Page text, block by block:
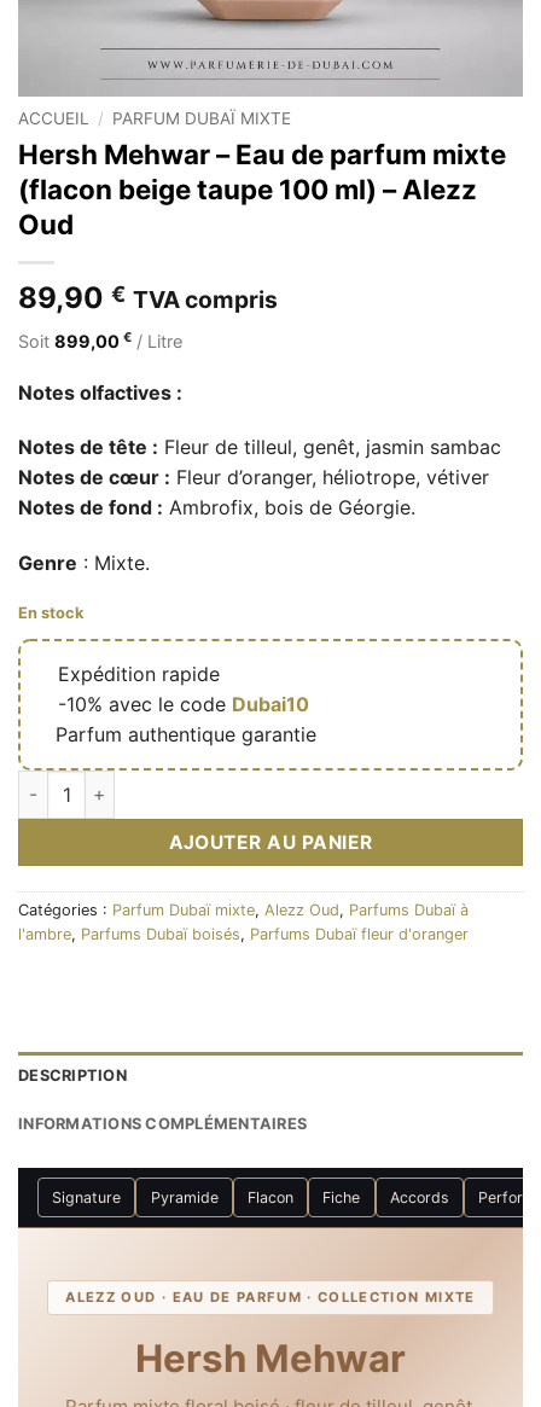
ACCUEIL / PARFUM DUBAÏ MIXTE
Hersh Mehwar – Eau de parfum mixte
(flacon beige taupe 100 ml) – Alezz
Oud
89,90 € TVA compris
Soit 899,00 € / Litre
Notes olfactives :
Notes de tête : Fleur de tilleul, genêt, jasmin sambac
Notes de cœur : Fleur d’oranger, héliotrope, vétiver
Notes de fond : Ambrofix, bois de Géorgie.
Genre : Mixte.
En stock
Expédition rapide
-10% avec le code Dubai10
Parfum authentique garantie
quantité de Hersh Mehwar – Eau de parfum mixte (flacon
AJOUTER AU PANIER
Catégories : Parfum Dubaï mixte, Alezz Oud, Parfums Dubaï à
l'ambre, Parfums Dubaï boisés, Parfums Dubaï fleur d'oranger
DESCRIPTION
INFORMATIONS COMPLÉMENTAIRES
Signature Pyramide Flacon Fiche Accords
ALEZZ OUD · EAU DE PARFUM · COLLECTION MIXTE
Hersh Mehwar